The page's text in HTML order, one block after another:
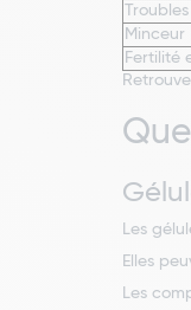
Minceur
Fertilité
Les
Elles
Les